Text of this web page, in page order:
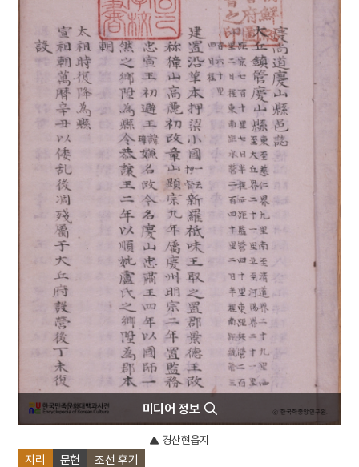
계엄령
10
김정일
1 금성대군
2 세조
3
4 반야심경
여수·순천 10·19사건
증수무원록
김정일
지리 문헌 조선 후기
미디어 정보
경산현읍지